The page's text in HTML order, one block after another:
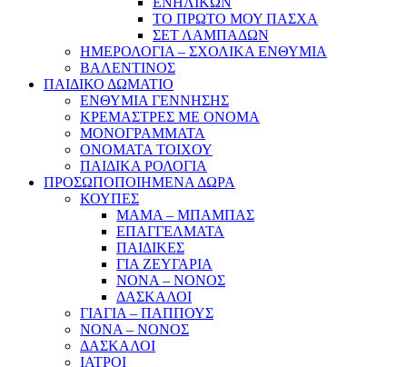
ΤΟ ΠΡΩΤΟ ΜΟΥ ΠΑΣΧΑ
ΣΕΤ ΛΑΜΠΑΔΩΝ
ΗΜΕΡΟΛΟΓΙΑ – ΣΧΟΛΙΚΑ ΕΝΘΥΜΙΑ
ΒΑΛΕΝΤΙΝΟΣ
ΠΑΙΔΙΚΟ ΔΩΜΑΤΙΟ
ΕΝΘΥΜΙΑ ΓΕΝΝΗΣΗΣ
ΚΡΕΜΑΣΤΡΕΣ ΜΕ ΟΝΟΜΑ
ΜΟΝΟΓΡΑΜΜΑΤΑ
ΟΝΟΜΑΤΑ ΤΟΙΧΟΥ
ΠΑΙΔΙΚΑ ΡΟΛΟΓΙΑ
ΠΡΟΣΩΠΟΠΟΙΗΜΕΝΑ ΔΩΡΑ
ΚΟΥΠΕΣ
ΜΑΜΑ – ΜΠΑΜΠΑΣ
ΕΠΑΓΓΕΛΜΑΤΑ
ΠΑΙΔΙΚΕΣ
ΓΙΑ ΖΕΥΓΑΡΙΑ
ΝΟΝΑ – ΝΟΝΟΣ
ΔΑΣΚΑΛΟΙ
ΓΙΑΓΙΑ – ΠΑΠΠΟΥΣ
ΝΟΝΑ – ΝΟΝΟΣ
ΔΑΣΚΑΛΟΙ
ΙΑΤΡΟΙ